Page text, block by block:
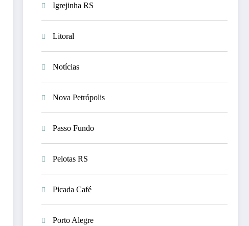
Igrejinha RS
Litoral
Notícias
Nova Petrópolis
Passo Fundo
Pelotas RS
Picada Café
Porto Alegre